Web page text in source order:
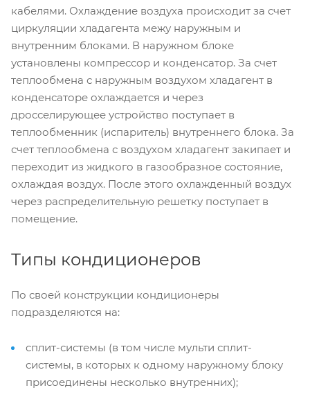
кабелями. Охлаждение воздуха происходит за счет
циркуляции хладагента межу наружным и
внутренним блоками. В наружном блоке
установлены компрессор и конденсатор. За счет
теплообмена с наружным воздухом хладагент в
конденсаторе охлаждается и через
дросселирующее устройство поступает в
теплообменник (испаритель) внутреннего блока. За
счет теплообмена с воздухом хладагент закипает и
переходит из жидкого в газообразное состояние,
охлаждая воздух. После этого охлажденный воздух
через распределительную решетку поступает в
помещение.
Типы кондиционеров
По своей конструкции кондиционеры
подразделяются на:
сплит-системы (в том числе мульти сплит-
системы, в которых к одному наружному блоку
присоединены несколько внутренних);